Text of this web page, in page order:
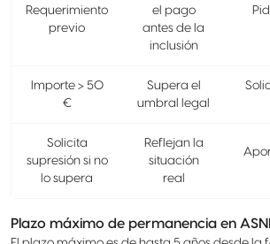
Requerimiento
previo
el pago
antes de la
inclusión
Importe > 50
€
Supera el
umbral legal
Solicita
supresión si no
lo supera
Reflejan la
situación
real
Plazo máximo de permanencia en